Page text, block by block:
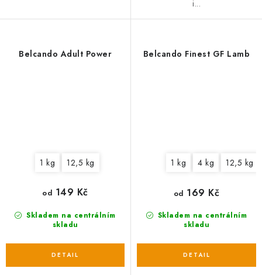
i...
Belcando Adult Power
1 kg 12,5 kg
Skladem na centrálním
skladu
od 149 Kč
Belcando Finest GF Lamb
1 kg 4 kg 12,5 kg
Skladem na centrálním
skladu
od 169 Kč